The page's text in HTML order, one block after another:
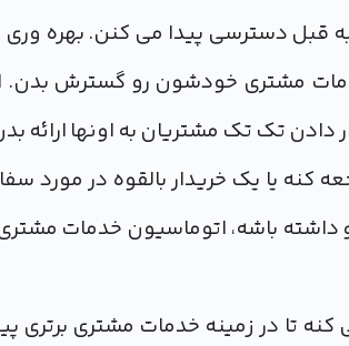
قبل دسترسی پیدا می کنن. بهره وری
مشتری خودشون رو گسترش بدن.
دادن تک تک مشتریان به اونها ارائه
کنه یا یک خریدار بالقوه در مورد
باشه، اتوماسیون خدمات
کنه تا در زمینه خدمات مشتری برتری